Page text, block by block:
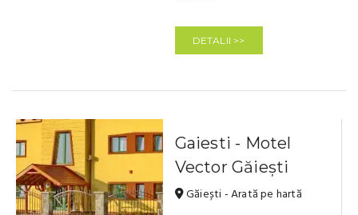
DETALII >>
Gaiesti - Motel
Vector Găiești
Găiești - Arată pe hartă